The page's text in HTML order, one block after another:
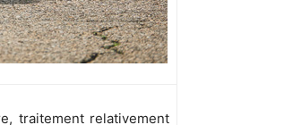
traitement relativement